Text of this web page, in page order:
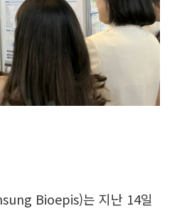
Bioepis)는 지난 14일